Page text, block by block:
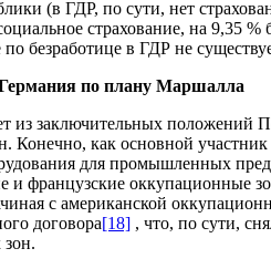
(в ГДР, по сути, нет
страхование, на 9,35
безработице в ГДР не
по плану Маршалла
заключительных положений
как основной
для промышленных
французские оккупационные
с американской
договора[18] , что, по сути,